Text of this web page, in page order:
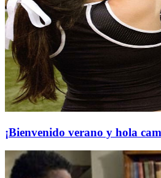
¡Bienvenido verano y hola